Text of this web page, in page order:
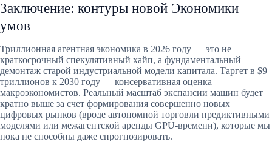
Заключение: контуры новой Экономики
умов
Триллионная агентная экономика в 2026 году — это не
краткосрочный спекулятивный хайп, а фундаментальный
демонтаж старой индустриальной модели капитала. Таргет в $9
триллионов к 2030 году — консервативная оценка
макроэкономистов. Реальный масштаб экспансии машин будет
кратно выше за счет формирования совершенно новых
цифровых рынков (вроде автономной торговли предиктивными
моделями или межагентской аренды GPU-времени), которые мы
пока не способны даже спрогнозировать.